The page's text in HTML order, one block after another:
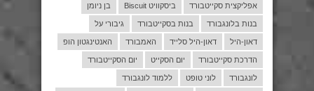
אפליקצית סקייטבורד ביסקוויט Biscuit בן ניומן
בנות בלונגבורד בנות בסקייטבורד גיבורי על
דאון-היל דאון-היל סלייד האמבורד האנטינגטון הופ
הדרכת סקייטבורד יום הסקייט יום הסקייטבורד
לונגבורד לוני טופט ללמוד לונגבורד